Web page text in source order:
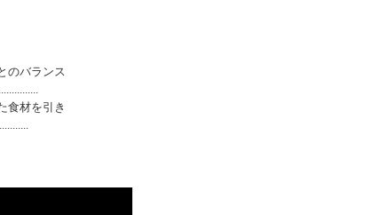
のバランス
食材を引き